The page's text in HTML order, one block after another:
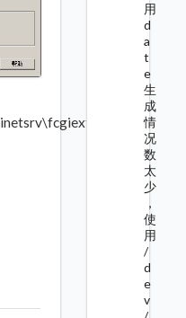
用
d
a
t
e
生
成
情
况
数
太
少
，
使
用
/
d
e
v